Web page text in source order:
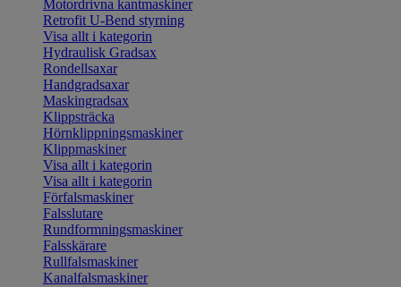
Motordrivna kantmaskiner
Retrofit U-Bend styrning
Visa allt i kategorin
Hydraulisk Gradsax
Rondellsaxar
Handgradsaxar
Maskingradsax
Klippsträcka
Hörnklippningsmaskiner
Klippmaskiner
Visa allt i kategorin
Visa allt i kategorin
Förfalsmaskiner
Falsslutare
Rundformningsmaskiner
Falsskärare
Rullfalsmaskiner
Kanalfalsmaskiner